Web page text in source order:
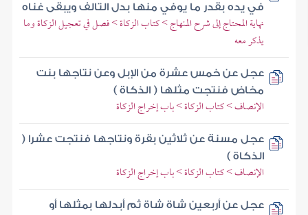
في يده بقدر ما يوفي منها بدل التالف ويبقى غناه
نهاية المحتاج إلى شرح المنهاج > كتاب الزكاة > فصل في تعجيل الزكاة وما
يذكر معه
عجل عن خمس عشرة من الإبل وعن نتاجها بنت
مخاض فنتجت مثلها ( الذكاة )
الإنصاف > كتاب الزكاة > باب إخراج الزكاة
عجل مسنة عن ثلاثين بقرة ونتاجها فنتجت عشرا (
الذكاة )
الإنصاف > كتاب الزكاة > باب إخراج الزكاة
عجل عن أربعين شاة شاة ثم أبدلها بمثلها أو